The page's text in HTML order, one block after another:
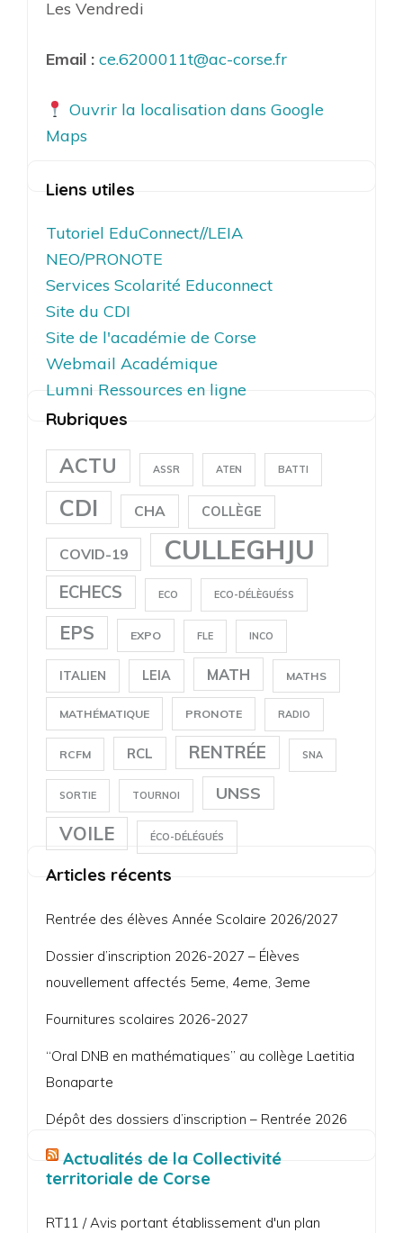
Les Vendredi
Email : ce.6200011t@ac-corse.fr
Ouvrir la localisation dans Google
Maps
Liens utiles
Tutoriel EduConnect//LEIA
NEO/PRONOTE
Services Scolarité Educonnect
Site du CDI
Site de l'académie de Corse
Webmail Académique
Lumni Ressources en ligne
Rubriques
ACTU ASSR ATEN BATTI
CDI CHA COLLÈGE
COVID-19 CULLEGHJU
ECHECS ECO ECO-DÉLÈGUÉSS
EPS EXPO FLE INCO
ITALIEN LEIA MATH MATHS
MATHÉMATIQUE PRONOTE RADIO
RCFM RCL RENTRÉE SNA
SORTIE TOURNOI UNSS
VOILE ÉCO-DÉLÉGUÉS
Articles récents
Rentrée des élèves Année Scolaire 2026/2027
Dossier d’inscription 2026-2027 – Élèves
nouvellement affectés 5eme, 4eme, 3eme
Fournitures scolaires 2026-2027
“Oral DNB en mathématiques” au collège Laetitia
Bonaparte
Dépôt des dossiers d’inscription – Rentrée 2026
Actualités de la Collectivité
territoriale de Corse
RT11 / Avis portant établissement d'un plan